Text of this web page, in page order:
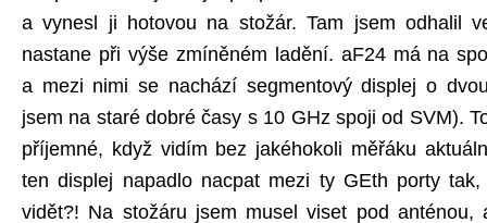
a vynesl ji hotovou na stožár. Tam jsem odhalil
nastane při výše zmíněném ladění. aF24 má na
a mezi nimi se nachází segmentový displej o
jsem na staré dobré časy s 10 GHz spoji od SVM).
příjemné, když vidím bez jakéhokoli měřáku
ten displej napadlo nacpat mezi ty GEth porty
vidět?! Na stožáru jsem musel viset pod anténou,